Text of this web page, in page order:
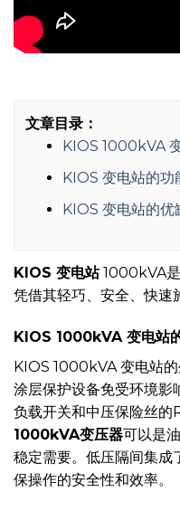
文章目录：
KIOS 1000kVA
KIOS 变电站的功
KIOS 变电站的优
KIOS 变电站1000kVA是
凭借其轻巧、安全、快速
KIOS 1000kVA 变电站
KIOS 1000kVA 变电站
涂层保护设备免受环境影
负载开关和中压保险丝的
1000kVA变压器可以是
稳定需要。低压隔间集成
保操作的安全性和效率。